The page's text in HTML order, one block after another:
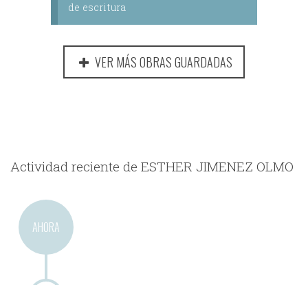
de escritura
VER MÁS OBRAS GUARDADAS
Actividad reciente de ESTHER JIMENEZ OLMO
AHORA